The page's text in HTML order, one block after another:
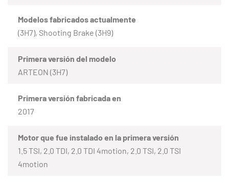
Modelos fabricados actualmente
(3H7), Shooting Brake (3H9)
Primera versión del modelo
ARTEON (3H7)
Primera versión fabricada en
2017
Motor que fue instalado en la primera versión
1.5 TSI, 2.0 TDI, 2.0 TDI 4motion, 2.0 TSI, 2.0 TSI
4motion